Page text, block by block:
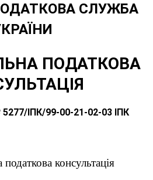
СЛУЖБА
ПОДАТКОВА
ІПК/99-00-21-02-03 ІПК
податкова консультація